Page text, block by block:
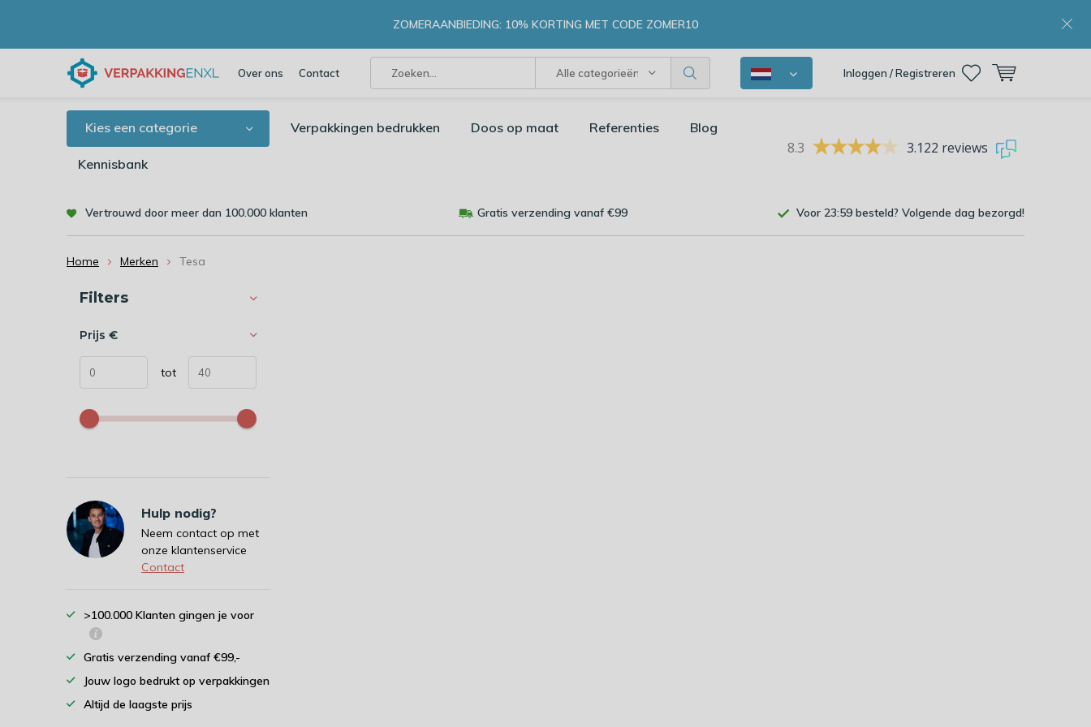
Over ons Contact Alle categorieën Inloggen / Registreren
ZOMERAANBIEDING: 10% KORTING MET CODE ZOMER10
Kies een categorie Verpakkingen bedrukken Doos op maat Referenties Blog
Kennisbank
8.3 3.122 reviews
Vertrouwd door meer dan 100.000 klanten Gratis verzending vanaf €99 Voor 23:59 besteld? Volgende dag bezorgd!
Home Merken Tesa
Sorteren op:
Filters
Prijs €
tot
Hulp nodig?
Neem contact op met
onze klantenservice
Contact
>100.000 Klanten gingen je voor
Gratis verzending vanaf €99,-
Jouw logo bedrukt op verpakkingen
Altijd de laagste prijs